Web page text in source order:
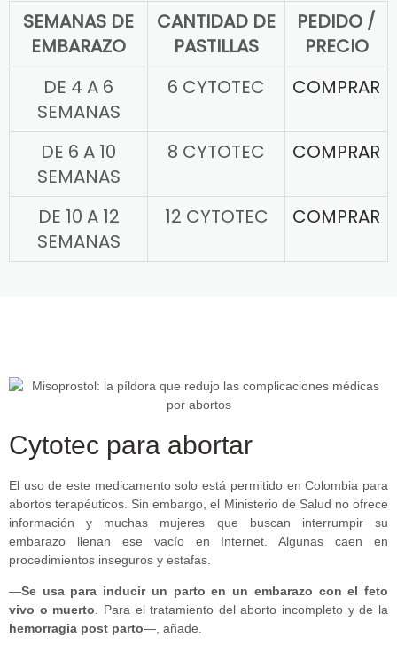
SEMANAS DE
EMBARAZO
CANTIDAD DE
PASTILLAS
PEDIDO /
PRECIO
DE 4 A 6
SEMANAS
6 CYTOTEC COMPRAR
DE 6 A 10
SEMANAS
8 CYTOTEC COMPRAR
DE 10 A 12
SEMANAS
12 CYTOTEC COMPRAR
Cytotec para abortar
El uso de este medicamento solo está permitido en Colombia para
abortos terapéuticos. Sin embargo, el Ministerio de Salud no ofrece
información y muchas mujeres que buscan interrumpir su
embarazo llenan ese vacío en Internet. Algunas caen en
procedimientos inseguros y estafas.
—Se usa para inducir un parto en un embarazo con el feto
vivo o muerto . Para el tratamiento del aborto incompleto y de la
hemorragia post parto—, añade.